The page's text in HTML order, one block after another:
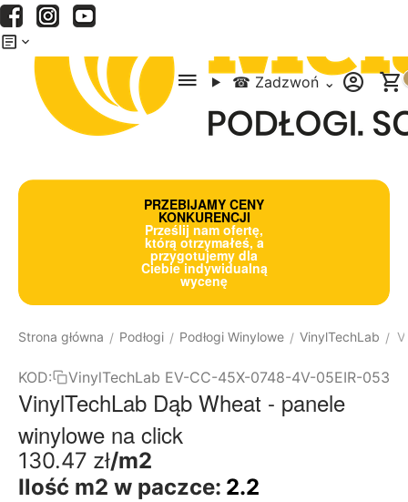
☎ Zadzwoń ⌄
PRZEBIJAMY CENY
KONKURENCJI
Prześlij nam ofertę,
którą otrzymałeś, a
przygotujemy dla
Ciebie indywidualną
wycenę
Strona główna / Podłogi / Podłogi Winylowe / VinylTechLab /
KOD: VinylTechLab EV-CC-45X-0748-4V-05EIR-053
VinylTechLab Dąb Wheat - panele
winylowe na click
130.47 zł/m2
Ilość m2 w paczce: 2.2